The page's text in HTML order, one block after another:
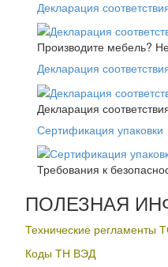
Декларация
Производите мебель?
Декларация
Декларация
Сертификация упаковки
Требования к
ПОЛЕЗНАЯ
Технические регламенты
Коды ТН ВЭД